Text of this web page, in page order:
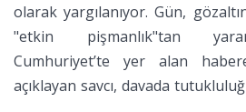
olarak yargılanıyor. Gün,
"etkin pişmanlık"tan
Cumhuriyet’te yer alan
açıklayan savcı, davada